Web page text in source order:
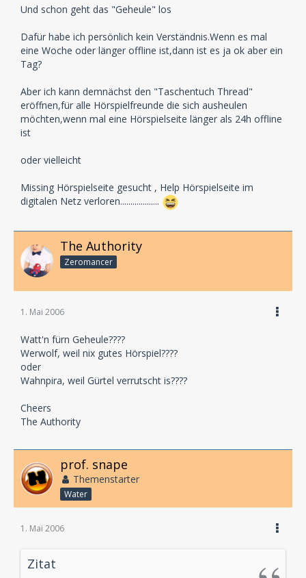
Und schon geht das "Geheule" los
Dafür habe ich persönlich kein Verständnis.Wenn es mal
eine Woche oder länger offline ist,dann ist es ja ok aber ein
Tag?
Aber ich kann demnächst den "Taschentuch Thread"
eröffnen,für alle Hörspielfreunde die sich ausheulen
möchten,wenn mal eine Hörspielseite länger als 24h offline
ist
oder vielleicht
Missing Hörspielseite gesucht , Help Hörspielseite im
digitalen Netz verloren...................
The Authority
Zeromancer
1. Mai 2006
Watt'n fürn Geheule????
Werwolf, weil nix gutes Hörspiel????
oder
Wahnpira, weil Gürtel verrutscht is????
Cheers
The Authority
prof. snape
Themenstarter
Water
1. Mai 2006
Zitat